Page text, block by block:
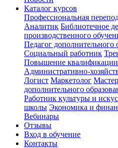
Каталог курсов
Профессиональная
Аналитик Библиотечное
производственного
Педагог дополнительного
Социальный работник
Повышение квалификации
Административно-
Логист Маркетолог
дополнительного
Работник культуры и
школы Экономика и
Вебинары
Отзывы
Вход в обучение
Контакты